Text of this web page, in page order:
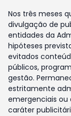
Nos três meses
divulgação de
entidades da
hipóteses
evitados
públicos,
gestão.
estritamente
emergenciais ou
caráter